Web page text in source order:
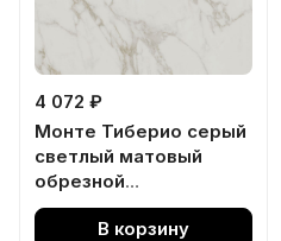
4 072 ₽
Монте Тиберио серый
светлый матовый
обрезной
119,5x119,5x0,9
В корзину